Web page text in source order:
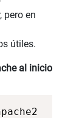
pero en
útiles.
al inicio